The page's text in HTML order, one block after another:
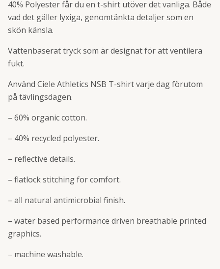
40% Polyester får du en t-shirt utöver det vanliga. Både
vad det gäller lyxiga, genomtänkta detaljer som en
skön känsla.
Vattenbaserat tryck som är designat för att ventilera
fukt.
Använd Ciele Athletics NSB T-shirt varje dag förutom
på tävlingsdagen.
– 60% organic cotton.
– 40% recycled polyester.
– reflective details.
– flatlock stitching for comfort.
– all natural antimicrobial finish.
– water based performance driven breathable printed
graphics.
– machine washable.